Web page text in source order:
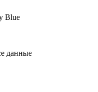
Blue
данные